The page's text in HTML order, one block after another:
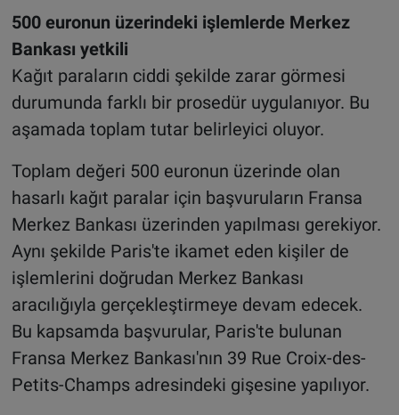
500 euronun üzerindeki işlemlerde Merkez
Bankası yetkili
Kağıt paraların ciddi şekilde zarar görmesi
durumunda farklı bir prosedür uygulanıyor. Bu
aşamada toplam tutar belirleyici oluyor.
Toplam değeri 500 euronun üzerinde olan
hasarlı kağıt paralar için başvuruların Fransa
Merkez Bankası üzerinden yapılması gerekiyor.
Aynı şekilde Paris'te ikamet eden kişiler de
işlemlerini doğrudan Merkez Bankası
aracılığıyla gerçekleştirmeye devam edecek.
Bu kapsamda başvurular, Paris'te bulunan
Fransa Merkez Bankası'nın 39 Rue Croix-des-
Petits-Champs adresindeki gişesine yapılıyor.